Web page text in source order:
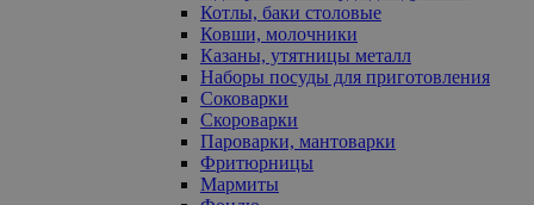
Котлы, баки столовые
Ковши, молочники
Казаны, утятницы металл
Наборы посуды для приготовления
Соковарки
Скороварки
Пароварки, мантоварки
Фритюрницы
Мармиты